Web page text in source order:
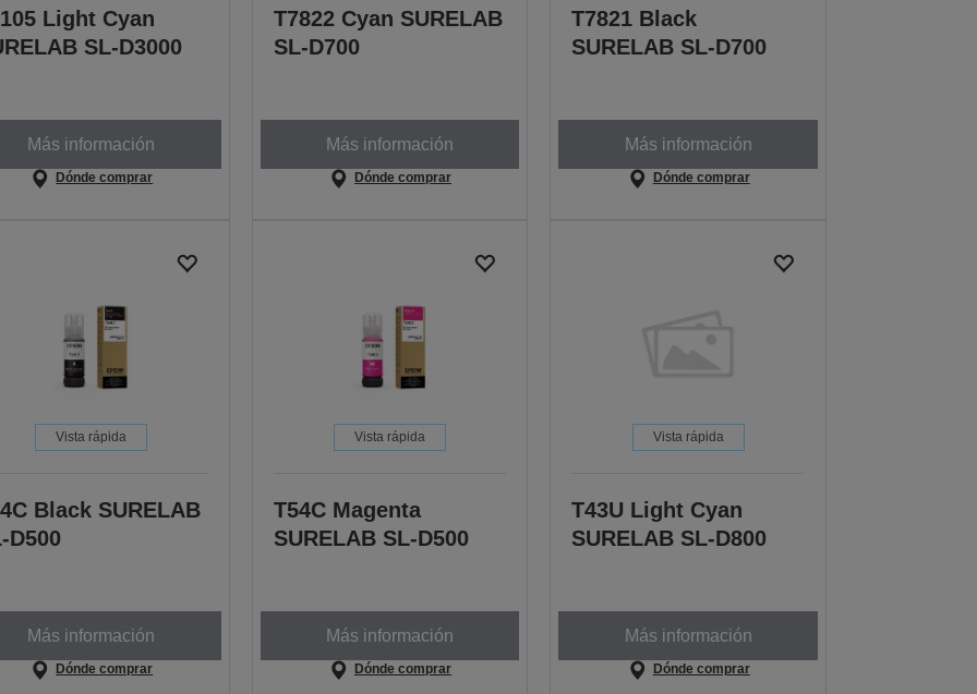
Light Cyan
SL-D3000
Más información
Dónde comprar
T7822 Cyan SURELAB
SL-D700
Más información
Dónde comprar
T7821 Black
SURELAB SL-D700
Más información
Dónde comprar
Vista rápida
Black SURELAB
D500
Más información
Dónde comprar
Vista rápida
T54C Magenta
SURELAB SL-D500
Más información
Dónde comprar
Vista rápida
T43U Light Cyan
SURELAB SL-D800
Más información
Dónde comprar